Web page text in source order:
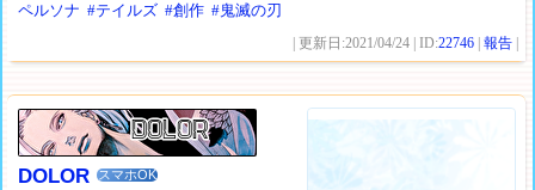
ペルソナ #テイルズ #創作 #鬼滅の刃
| 更新日:2021/04/24 | ID:22746 |報告
DOLOR スマホOK